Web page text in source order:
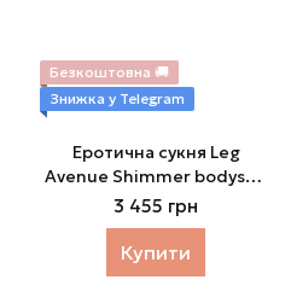
Безкоштовна 🚚
Знижка у Telegram
Еротична сукня Leg
Avenue Shimmer bodysuit
with skirt
3 455 грн
Купити